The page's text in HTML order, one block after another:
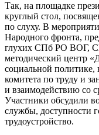
Так, на площадке
круглый стол,
по слуху. В
Народного фронта,
глухих СПб РО ВОГ,
методический центр
социальной политике,
комитета по труду и
и взаимодействию со
Участники обсудили
службы, доступности
трудоустройство.